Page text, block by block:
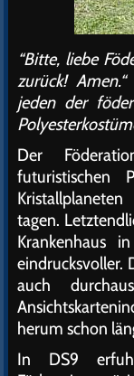
“Bitte, liebe
zurück!
jeden der
Der
futuristischen
tagen.
Krankenhaus
eindrucksvoller.
auch
herum schon
In DS9